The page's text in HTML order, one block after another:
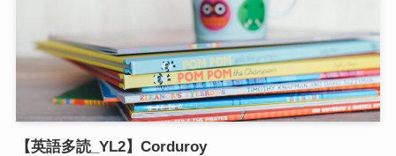
【英語多読_YL2】Corduroy